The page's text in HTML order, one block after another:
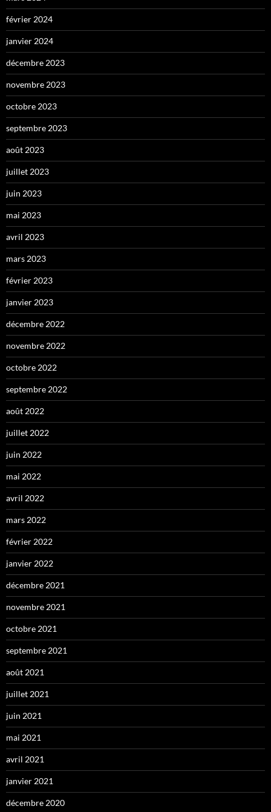
février 2024
janvier 2024
décembre 2023
novembre 2023
octobre 2023
septembre 2023
août 2023
juillet 2023
juin 2023
mai 2023
avril 2023
mars 2023
février 2023
janvier 2023
décembre 2022
novembre 2022
octobre 2022
septembre 2022
août 2022
juillet 2022
juin 2022
mai 2022
avril 2022
mars 2022
février 2022
janvier 2022
décembre 2021
novembre 2021
octobre 2021
septembre 2021
août 2021
juillet 2021
juin 2021
mai 2021
avril 2021
janvier 2021
décembre 2020